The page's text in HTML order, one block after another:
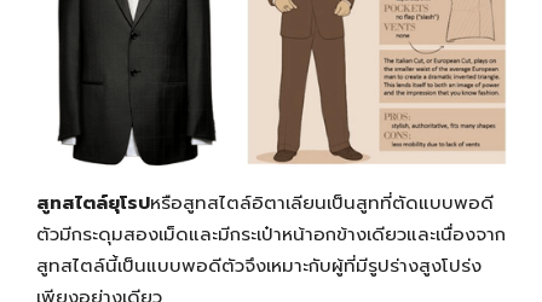
สูทสไตล์ยุโรปหรือสูทสไตล์อิตาเลียนเป็นสูทที่ตัดแบบพอดี
ตัวมีกระดุมสองเม็ดและมีกระเป๋าหน้าอกข้างเดียวและเนื่องจาก
สูทสไตล์นี้เป็นแบบพอดีตัวจึงเหมาะกับผู้ที่มีรูปร่างสูงโปร่ง